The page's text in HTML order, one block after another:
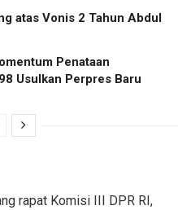
atas Vonis 2 Tahun Abdul
Penataan
Usulkan Perpres Baru
rapat Komisi III DPR RI,